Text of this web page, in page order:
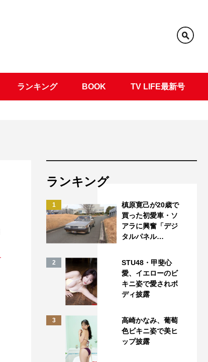
ランキング BOOK TV LIFE最新号
ランキング
1
槙原寛己が20歳で
買った初愛車・ソ
アラに興奮「デジ
タルパネル…
2
STU48・甲斐心
愛、イエローのビ
キニ姿で愛されボ
ディ披露
3
高崎かなみ、葡萄
色ビキニ姿で美ヒ
ップ披露